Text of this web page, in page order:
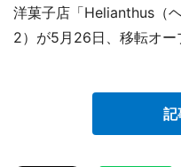
洋菓子店「Helianthus（
2）が5月26日、移転オー
記